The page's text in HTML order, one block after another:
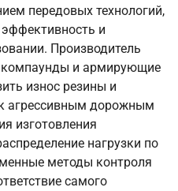
передовых технологий,
и
Производитель
компаунды и армирующие
износ резины и
агрессивным дорожным
изготовления
нагрузки по
методы контроля
самого